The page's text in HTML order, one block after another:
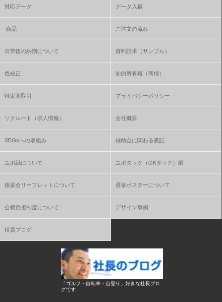
対応データ データ入稿
商品 ご注文の流れ
出荷後の納期について 資料請求（サンプル）
色校正 知的所有権（商標）
特定商取引 プライバシーポリシー
リクルート（求人情報） 会社概要
SDGsへの取組み 補助金に関わる表記
ユポ紙について ユポタック（OKタック）紙
後援会リーフレットについて 選挙ポスターについて
公費負担制度について デザイン事例
役員ブログ
「ゴルフ・自転車・山登り」好きな社長ブロ
グです